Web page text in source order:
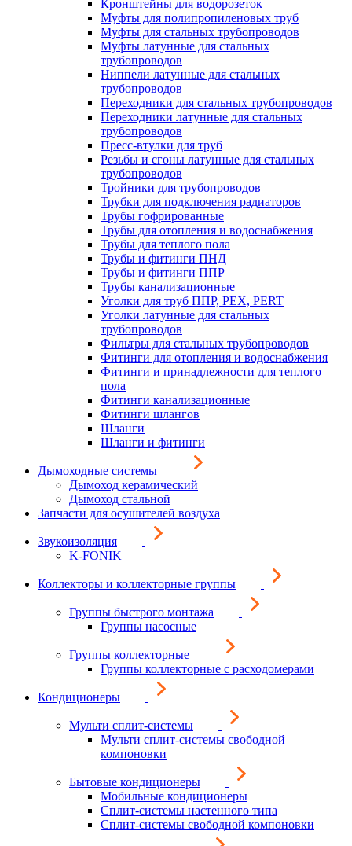
Кронштейны для водорозеток
Муфты для полипропиленовых труб
Муфты для стальных трубопроводов
Муфты латунные для стальных
трубопроводов
Ниппели латунные для стальных
трубопроводов
Переходники для стальных трубопроводов
Переходники латунные для стальных
трубопроводов
Пресс-втулки для труб
Резьбы и сгоны латунные для стальных
трубопроводов
Тройники для трубопроводов
Трубки для подключения радиаторов
Трубы гофрированные
Трубы для отопления и водоснабжения
Трубы для теплого пола
Трубы и фитинги ПНД
Трубы и фитинги ППР
Трубы канализационные
Уголки для труб ППР, PEX, PERT
Уголки латунные для стальных
трубопроводов
Фильтры для стальных трубопроводов
Фитинги для отопления и водоснабжения
Фитинги и принадлежности для теплого
пола
Фитинги канализационные
Фитинги шлангов
Шланги
Шланги и фитинги
Дымоходные системы
Дымоход керамический
Дымоход стальной
Запчасти для осушителей воздуха
Звукоизоляция
K-FONIK
Коллекторы и коллекторные группы
Группы быстрого монтажа
Группы насосные
Группы коллекторные
Группы коллекторные с расходомерами
Кондиционеры
Мульти сплит-системы
Мульти сплит-системы свободной
компоновки
Бытовые кондиционеры
Мобильные кондиционеры
Сплит-системы настенного типа
Сплит-системы свободной компоновки